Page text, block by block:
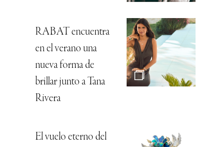
RABAT encuentra
en el verano una
nueva forma de
brillar junto a Tana
Rivera
El vuelo eterno del